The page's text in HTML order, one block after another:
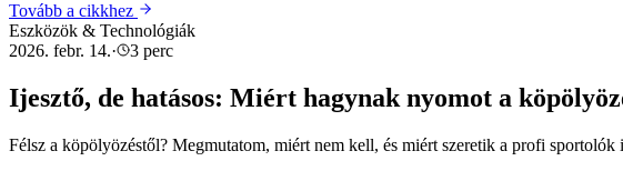
Tovább a cikkhez
Eszközök & Technológiák
2026. febr. 14.· 3 perc
Ijesztő, de hatásos: Miért hagynak nyomot a
Félsz a köpölyözéstől? Megmutatom, miért nem kell, és miért szeretik a profi